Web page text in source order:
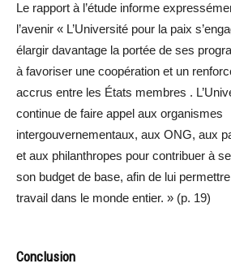
Le rapport à l’étude informe
l’avenir « L’Université pour la paix
élargir davantage la portée de ses
à favoriser une coopération et un
accrus entre les États membres .
continue de faire appel aux organismes
intergouvernementaux, aux ONG, aux
et aux philanthropes pour contribuer à
son budget de base, afin de lui
travail dans le monde entier. » (p. 19)
Conclusion